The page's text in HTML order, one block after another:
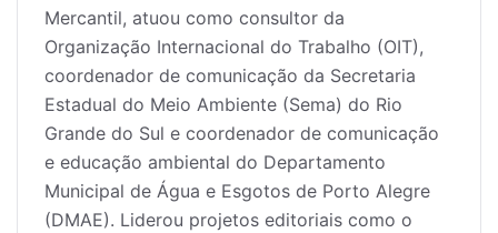
Mercantil, atuou como consultor da
Organização Internacional do Trabalho (OIT),
coordenador de comunicação da Secretaria
Estadual do Meio Ambiente (Sema) do Rio
Grande do Sul e coordenador de comunicação
e educação ambiental do Departamento
Municipal de Água e Esgotos de Porto Alegre
(DMAE). Liderou projetos editoriais como o